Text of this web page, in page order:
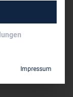
Impressum